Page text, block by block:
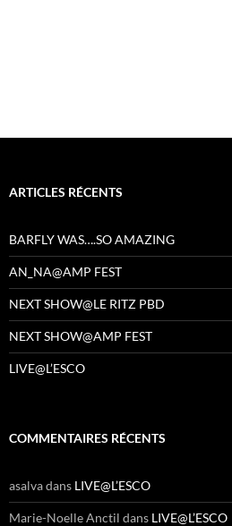
ARTICLES RÉCENTS
BARFLY WAS….SO AMAZING
AN_NA@AMP FEST
NEXT SHOW@LE RITZ PBD
NEXT SHOW@AMP FEST
LIVE@L’ESCO
COMMENTAIRES RÉCENTS
asalvadans LIVE@L’ESCO
Marie-Noelle Anctil dans LIVE@L’ESCO